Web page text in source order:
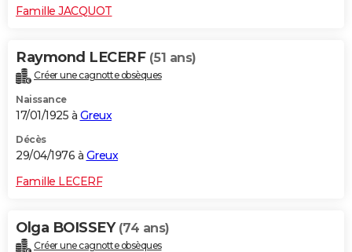
Famille JACQUOT
Raymond LECERF (51 ans)
Créer une cagnotte obsèques
Naissance
17/01/1925 à Greux
Décès
29/04/1976 à Greux
Famille LECERF
Olga BOISSEY (74 ans)
Créer une cagnotte obsèques